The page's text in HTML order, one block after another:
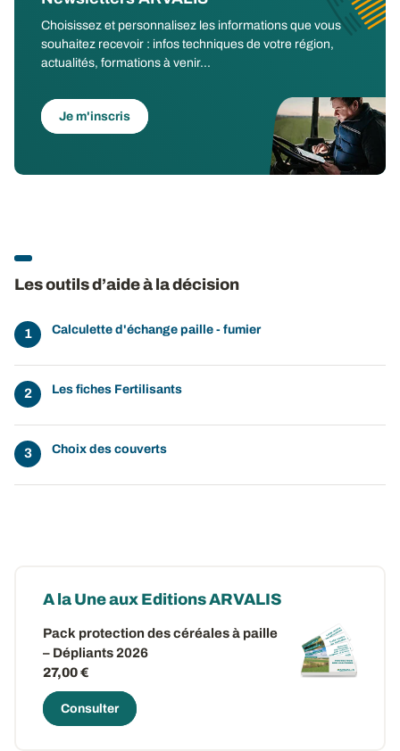
Choisissez et personnalisez les informations que vous
souhaitez recevoir : infos techniques de votre région,
actualités, formations à venir...
Je m'inscris
Les outils d’aide à la décision
Calculette d'échange paille - fumier
Les fiches Fertilisants
Choix des couverts
A la Une aux Editions ARVALIS
Pack protection des céréales à paille
– Dépliants 2026
27,00 €
Consulter